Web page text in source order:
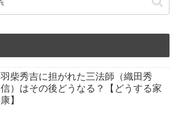
羽柴秀吉に担がれた三法師（織田秀
信）はその後どうなる？【どうする家
康】